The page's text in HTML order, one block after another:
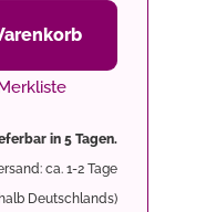
in 5 Tagen.
ca. 1-2 Tage
Deutschlands)